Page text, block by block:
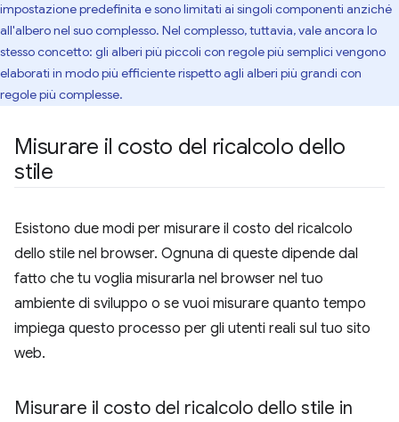
impostazione predefinita e sono limitati ai singoli componenti anziché
all'albero nel suo complesso. Nel complesso, tuttavia, vale ancora lo
stesso concetto: gli alberi più piccoli con regole più semplici vengono
elaborati in modo più efficiente rispetto agli alberi più grandi con
regole più complesse.
Misurare il costo del ricalcolo dello
stile
Esistono due modi per misurare il costo del ricalcolo
dello stile nel browser. Ognuna di queste dipende dal
fatto che tu voglia misurarla nel browser nel tuo
ambiente di sviluppo o se vuoi misurare quanto tempo
impiega questo processo per gli utenti reali sul tuo sito
web.
Misurare il costo del ricalcolo dello stile in